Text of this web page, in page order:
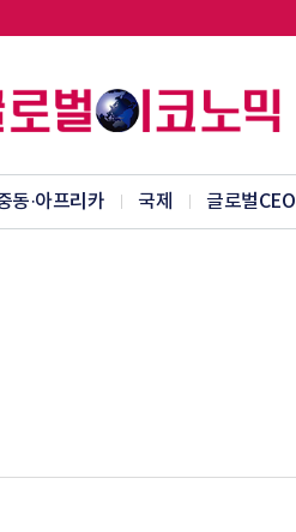
동·아프리카 국제 글로벌CEO